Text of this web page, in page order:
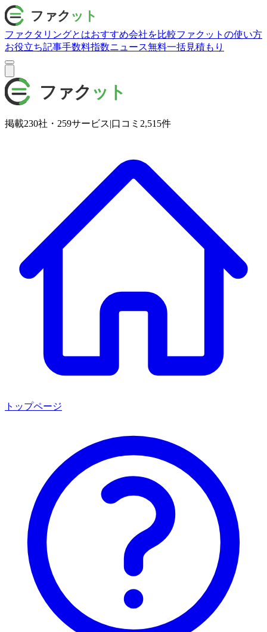
ファクタリングとはおすすめ会社を比較ファクットの使い方
お役立ち記事手数料指数ニュース無料一括見積もり
掲載230社・ 259サービス|口コミ 2,515件
トップページ